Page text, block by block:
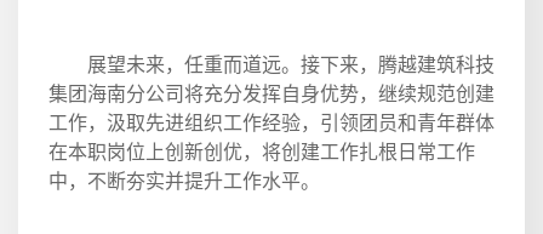
展望未来，任重而道远。接下来，腾越建筑科技
集团海南分公司将充分发挥自身优势，继续规范创建
工作，汲取先进组织工作经验，引领团员和青年群体
在本职岗位上创新创优，将创建工作扎根日常工作
中，不断夯实并提升工作水平。